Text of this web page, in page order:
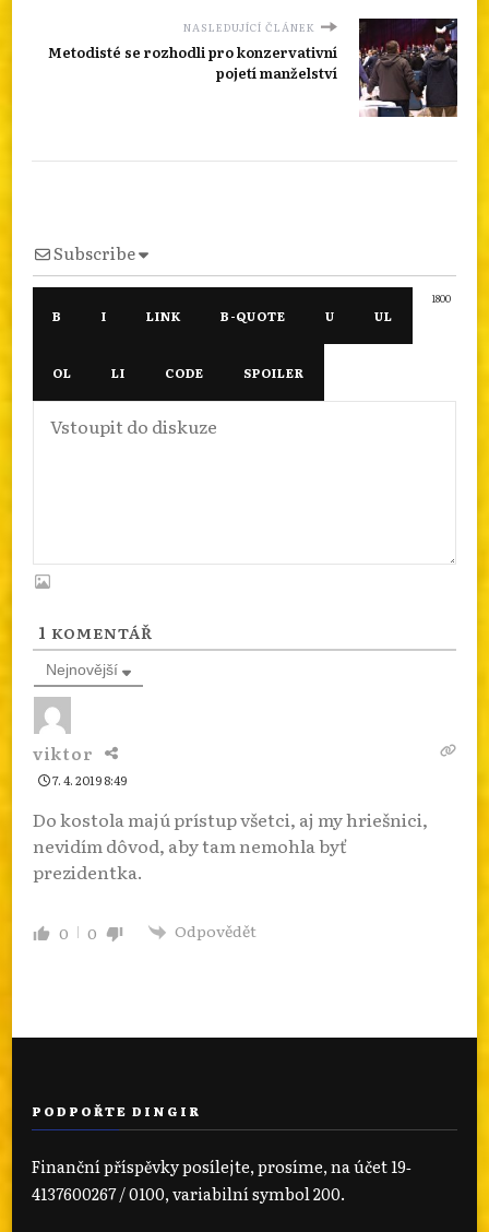
NASLEDUJÍCÍ ČLÁNEK
Metodisté se rozhodli pro konzervativní
pojetí manželství
Subscribe
1800
1 KOMENTÁŘ
Nejnovější
viktor
7. 4. 2019 8:49
Do kostola majú prístup všetci, aj my hriešnici,
nevidím dôvod, aby tam nemohla byť
prezidentka.
0 0 Odpovědět
PODPOŘTE DINGIR
Finanční příspěvky posílejte, prosíme, na účet 19‐
4137600267 / 0100, variabilní symbol 200.